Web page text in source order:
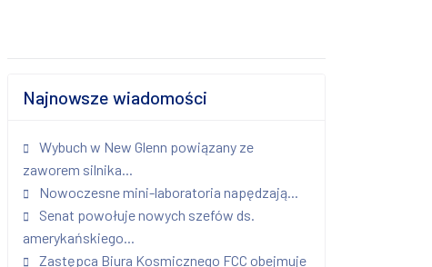
Najnowsze wiadomości
Wybuch w New Glenn powiązany ze
zaworem silnika...
Nowoczesne mini-laboratoria napędzają...
Senat powołuje nowych szefów ds.
amerykańskiego...
Zastępca Biura Kosmicznego FCC obejmuje